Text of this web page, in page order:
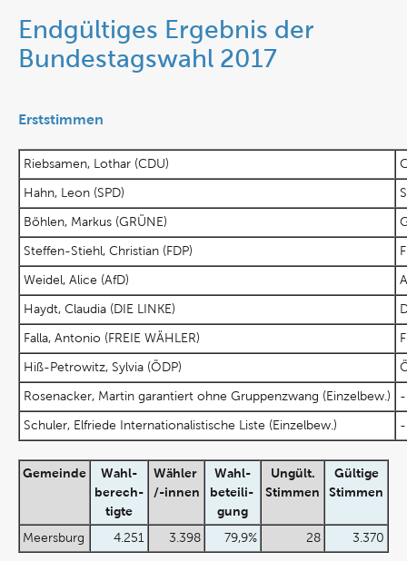
Endgültiges Ergebnis der
Bundestagswahl 2017
Erststimmen
Riebsamen, Lothar (CDU)
Hahn, Leon (SPD)
Böhlen, Markus (GRÜNE)
Steffen-Stiehl, Christian (FDP)
Weidel, Alice (AfD)
Haydt, Claudia (DIE LINKE)
Falla, Antonio (FREIE WÄHLER)
Hiß-Petrowitz, Sylvia (ÖDP)
Rosenacker, Martin garantiert ohne Gruppenzwang (Einzelbew.)
Schuler, Elfriede Internationalistische Liste (Einzelbew.)
Gemeinde
Wahl-
berech-
tigte
Wähler
/-innen
Wahl-
beteili-
gung
Ungült.
Stimmen
Gültige
Stimmen
Meersburg 4.251 3.398 79,9% 28 3.370